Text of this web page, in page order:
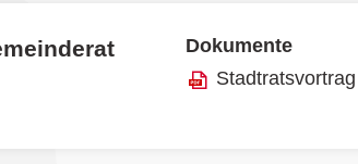
Dokumente
Stadtratsvortrag